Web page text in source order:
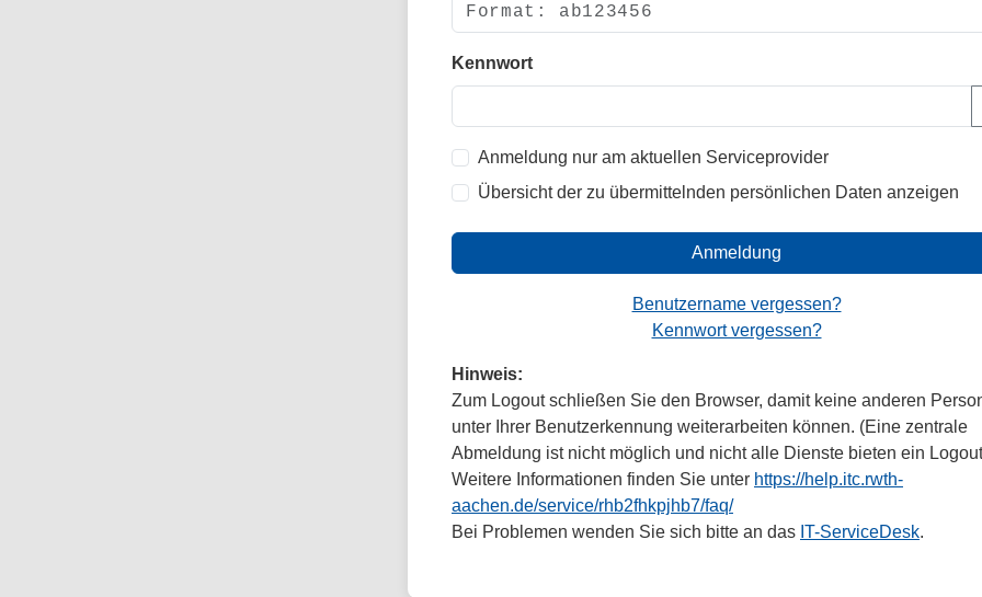
Kennwort
Anmeldung nur am aktuellen Serviceprovider
Übersicht der zu übermittelnden persönlichen Daten anzeigen
Anmeldung
Benutzername vergessen?
Kennwort vergessen?
Hinweis:
Zum Logout schließen Sie den Browser, damit keine anderen
unter Ihrer Benutzerkennung weiterarbeiten können. (Eine zentrale
Abmeldung ist nicht möglich und nicht alle Dienste bieten ein
Weitere Informationen finden Sie unter https://help.itc.rwth-
aachen.de/service/rhb2fhkpjhb7/faq/
Bei Problemen wenden Sie sich bitte an das IT-ServiceDesk.